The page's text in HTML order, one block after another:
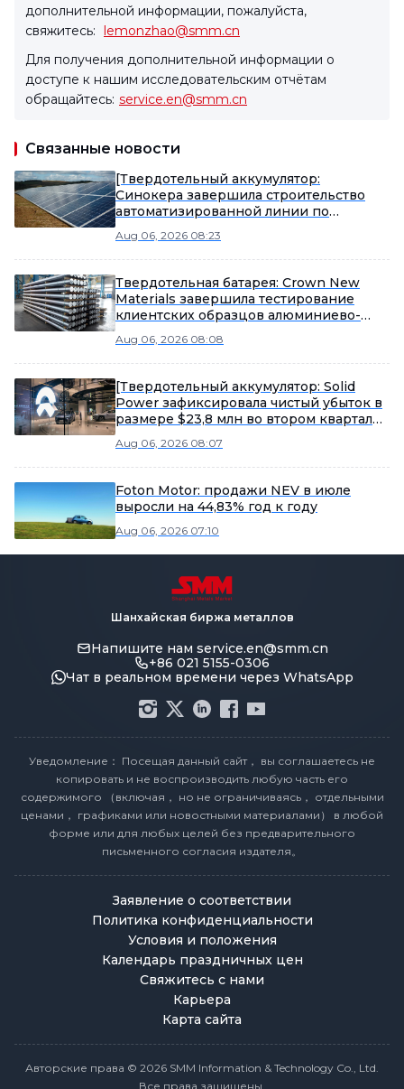
дополнительной информации, пожалуйста,
свяжитесь: lemonzhao@smm.cn
Для получения дополнительной информации о
доступе к нашим исследовательским отчётам
обращайтесь: service.en@smm.cn
Связанные новости
[Твердотельный аккумулятор:
Синокера завершила строительство
автоматизированной линии по
твердотельных электролитов, создана
начальная мощность массового
производства.]
Aug 06, 2026 08:23
Твердотельная батарея: Crown New
Materials завершила тестирование
клиентских образцов алюминиево-
твердотельных батарей, значительно
повысив термостойкость.
Aug 06, 2026 08:08
[Твердотельный аккумулятор: Solid
Power зафиксировала чистый убыток в
размере $23,8 млн во втором квартале,
непрерывному производству
электролита идет по плану]
Aug 06, 2026 08:07
Foton Motor: продажи NEV в июле
выросли на 44,83% год к году
Aug 06, 2026 07:10
Шанхайская биржа металлов
Напишите нам service.en@smm.cn
+86 021 5155-0306
Чат в реальном времени через WhatsApp
Уведомление： Посещая данный сайт， вы соглашаетесь не
копировать и не воспроизводить любую часть его
содержимого （включая， но не ограничиваясь， отдельными
ценами， графиками или новостными материалами） в любой
форме или для любых целей без предварительного
письменного согласия издателя。
Заявление о соответствии
Политика конфиденциальности
Условия и положения
Календарь праздничных цен
Свяжитесь с нами
Карьера
Карта сайта
Авторские права © 2026 SMM Information & Technology Co., Ltd.
Все права защищены.